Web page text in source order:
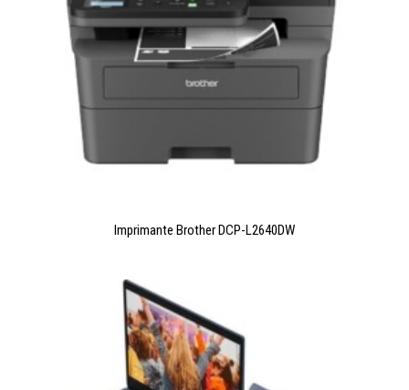
LIRE LA SUITE
Imprimante Brother DCP-L2640DW